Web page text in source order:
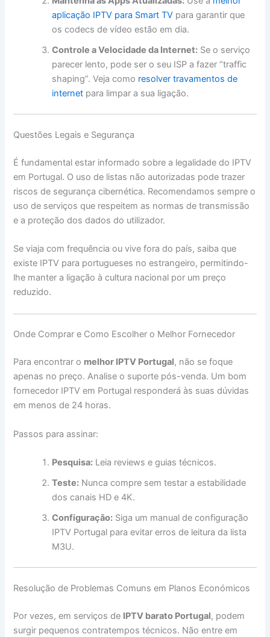
aplicação IPTV para Smart TV para garantir que
os codecs de vídeo estão em dia.
Controle a Velocidade da Internet: Se o serviço
parecer lento, pode ser o seu ISP a fazer “traffic
shaping”. Veja como resolver travamentos de
internet para limpar a sua ligação.
Questões Legais e Segurança
É fundamental estar informado sobre a legalidade do IPTV
em Portugal. O uso de listas não autorizadas pode trazer
riscos de segurança cibernética. Recomendamos sempre o
uso de serviços que respeitem as normas de transmissão
e a proteção dos dados do utilizador.
Se viaja com frequência ou vive fora do país, saiba que
existe IPTV para portugueses no estrangeiro, permitindo-
lhe manter a ligação à cultura nacional por um preço
reduzido.
Onde Comprar e Como Escolher o Melhor Fornecedor
Para encontrar o melhor IPTV Portugal, não se foque
apenas no preço. Analise o suporte pós-venda. Um bom
fornecedor IPTV em Portugal responderá às suas dúvidas
em menos de 24 horas.
Passos para assinar:
Pesquisa: Leia reviews e guias técnicos.
Teste: Nunca compre sem testar a estabilidade
dos canais HD e 4K.
Configuração: Siga um manual de configuração
IPTV Portugal para evitar erros de leitura da lista
M3U.
Resolução de Problemas Comuns em Planos Económicos
Por vezes, em serviços de IPTV barato Portugal, podem
surgir pequenos contratempos técnicos. Não entre em